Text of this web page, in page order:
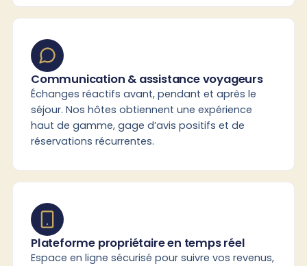
Communication & assistance voyageurs
Échanges réactifs avant, pendant et après le
séjour. Nos hôtes obtiennent une expérience
haut de gamme, gage d’avis positifs et de
réservations récurrentes.
Plateforme propriétaire en temps réel
Espace en ligne sécurisé pour suivre vos revenus,